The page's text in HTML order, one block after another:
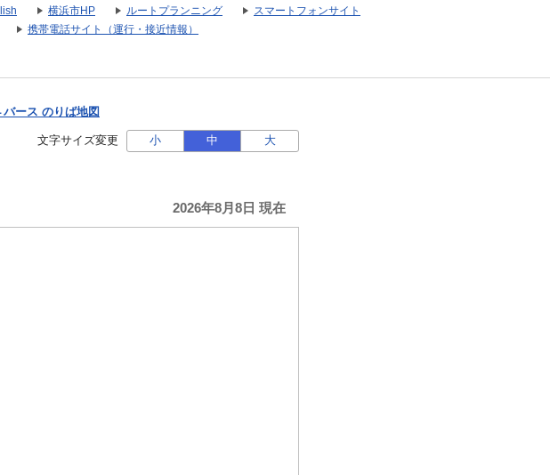
横浜市HP ルートプランニング
スマートフォンサイト
携帯電話サイト（運行・接近情報）
バース のりば地図
文字サイズ変更 小 中 大
2026年8月8日 現在